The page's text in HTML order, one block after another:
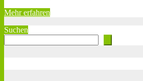
Mehr erfahren
Suchen